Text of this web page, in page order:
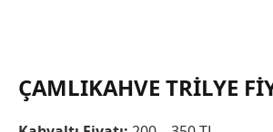
ÇAMLIKAHVE TRILYE